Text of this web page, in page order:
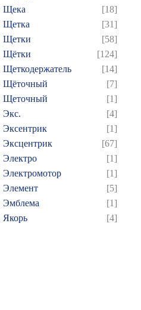
Щека
[18]
Щетка
[31]
Щетки
[58]
Щётки
[124]
Щеткодержатель
[14]
Щёточный
[7]
Щеточный
[1]
Экс.
[4]
Эксентрик
[1]
Эксцентрик
[67]
Электро
[1]
Электромотор
[1]
Элемент
[5]
Эмблема
[1]
Якорь
[4]